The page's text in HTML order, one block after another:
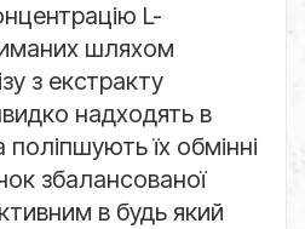
L-
шляхом
з екстракту
надходять в
їх обмінні
збалансованої
в будь який